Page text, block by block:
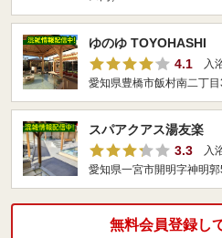
ゆのゆ TOYOHASHI
4.1
入
愛知県豊橋市飯村南二丁目
スパアクアス湯友楽
3.3
入
愛知県一宮市開明字神明
無料会員登録し